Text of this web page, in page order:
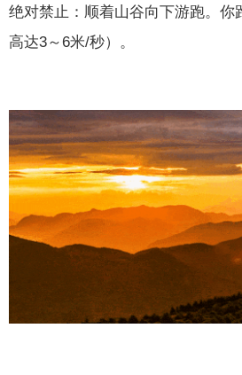
绝对禁止：顺着山谷向下游跑。你
高达3～6米/秒）。